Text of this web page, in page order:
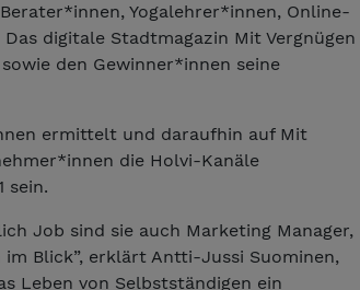
Yogalehrer*innen, Online-
digitale Stadtmagazin Mit Vergnügen
den Gewinner*innen seine
ermittelt und daraufhin auf Mit
die Holvi-Kanäle
sein.
Job sind sie auch Marketing Manager,
Blick”, erklärt Antti-Jussi Suominen,
Leben von Selbstständigen ein